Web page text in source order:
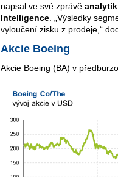
napsal ve své zprávě
Intelligence . „Výsledky
vyloučení zisku z prodeje,“
Akcie Boeing
Akcie Boeing (BA) v